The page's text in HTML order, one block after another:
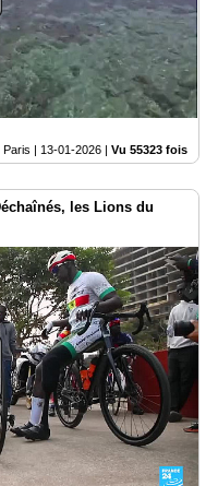
Paris | 13-01-2026 | Vu 55323 fois
les Lions du